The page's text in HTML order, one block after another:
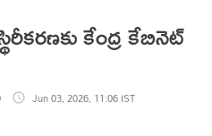
కేంద్ర కేబినెట్
Jun 03, 2026, 11:06 IST